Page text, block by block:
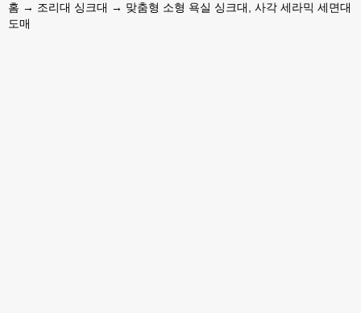
홈 → 조리대 싱크대 → 맞춤형 소형 욕실 싱크대, 사각 세라믹 세면대
도매